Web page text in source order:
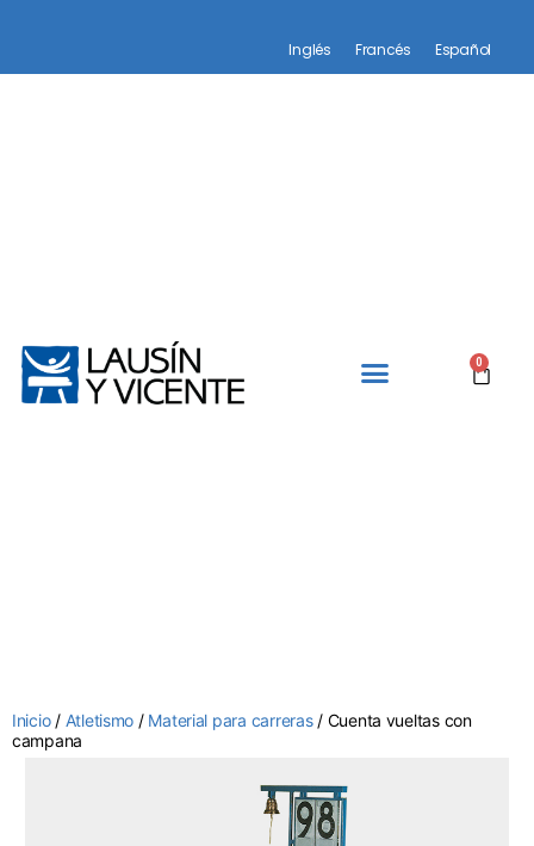
Inglés Francés Español
0
Inicio/ Atletismo / Material para carreras/ Cuenta vueltas con
campana